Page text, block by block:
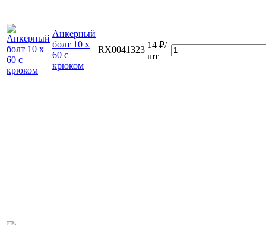
Анкерный
болт 10 х
60 с
крюком
RX0041323 14 ₽/
шт